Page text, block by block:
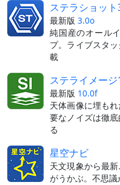
ステラショット
最新版 3.0o
純国産のオール
プ。ライブスタ
載
ステライメー
最新版 10.0f
天体画像に埋も
要なノイズは徹
る
星空ナビ
天文現象から最
がうかぶ。不思